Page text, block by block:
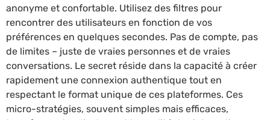
anonyme et confortable. Utilisez des filtres pour
rencontrer des utilisateurs en fonction de vos
préférences en quelques secondes. Pas de compte, pas
de limites – juste de vraies personnes et de vraies
conversations. Le secret réside dans la capacité à créer
rapidement une connexion authentique tout en
respectant le format unique de ces plateformes. Ces
micro-stratégies, souvent simples mais efficaces,